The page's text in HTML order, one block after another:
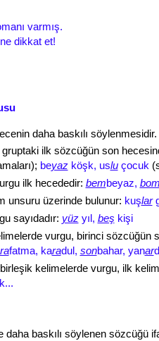
varmış.
dikkat et!
daha baskılı söylenmesidir.
ilk sözcüğün son
beyazköşk, usluçocuk
ilk hecededir: bembeyaz, bom
unsuru üzerinde bulunur: kuşlar
sayıdadır: yüzyıl, beş kişi
vurgu, birinci sözcüğün
rafatma, karadul, sonbahar, yanar
kelimelerde vurgu, ilk
baskılı söylenen sözcüğü